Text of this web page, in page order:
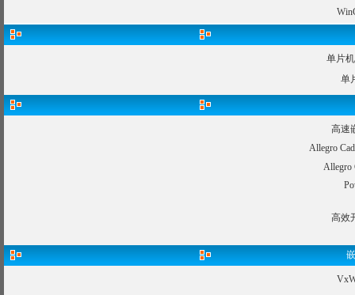
单片
单
高速
Allegro
Allegro
高效